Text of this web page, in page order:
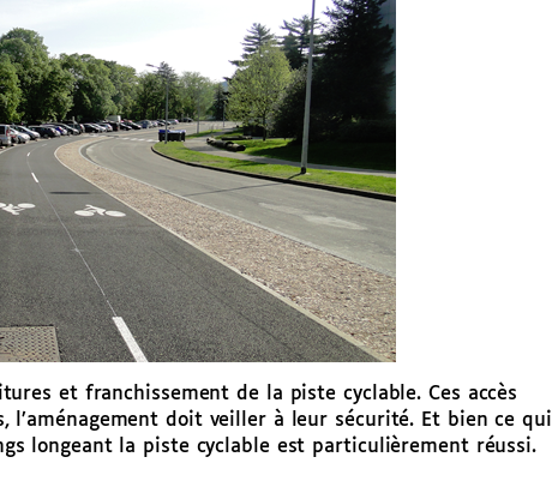
et franchissement de la piste cyclable. Ces accès
l’aménagement doit veiller à leur sécurité. Et bien ce qui
longeant la piste cyclable est particulièrement réussi.